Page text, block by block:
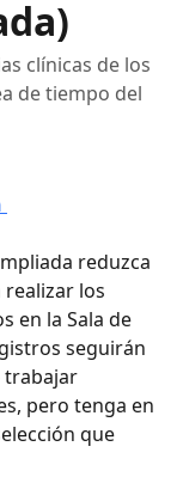
clínicas de los
de tiempo del
reduzca
los
en la Sala de
seguirán
trabajar
pero tenga en
que